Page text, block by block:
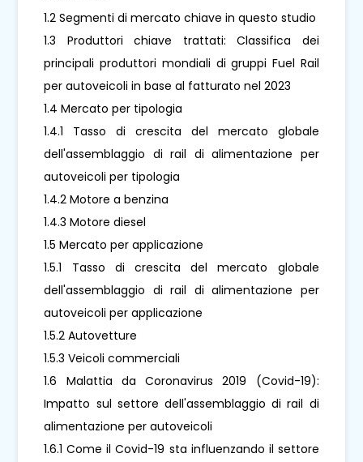
1.2 Segmenti di mercato chiave in questo studio
1.3 Produttori chiave trattati: Classifica dei
principali produttori mondiali di gruppi Fuel Rail
per autoveicoli in base al fatturato nel 2023
1.4 Mercato per tipologia
1.4.1 Tasso di crescita del mercato globale
dell'assemblaggio di rail di alimentazione per
autoveicoli per tipologia
1.4.2 Motore a benzina
1.4.3 Motore diesel
1.5 Mercato per applicazione
1.5.1 Tasso di crescita del mercato globale
dell'assemblaggio di rail di alimentazione per
autoveicoli per applicazione
1.5.2 Autovetture
1.5.3 Veicoli commerciali
1.6 Malattia da Coronavirus 2019 (Covid-19):
Impatto sul settore dell'assemblaggio di rail di
alimentazione per autoveicoli
1.6.1 Come il Covid-19 sta influenzando il settore